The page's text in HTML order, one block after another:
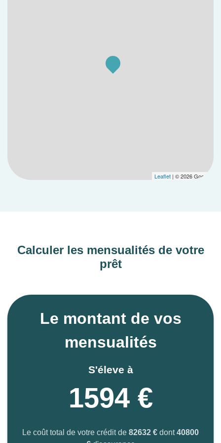
Leaflet | © 2026 Google
Calculer les mensualités de votre
prêt
Le montant de vos
mensualités
S'éleve à
1594 €
Le coût total de votre crédit de 82632 € dont40800